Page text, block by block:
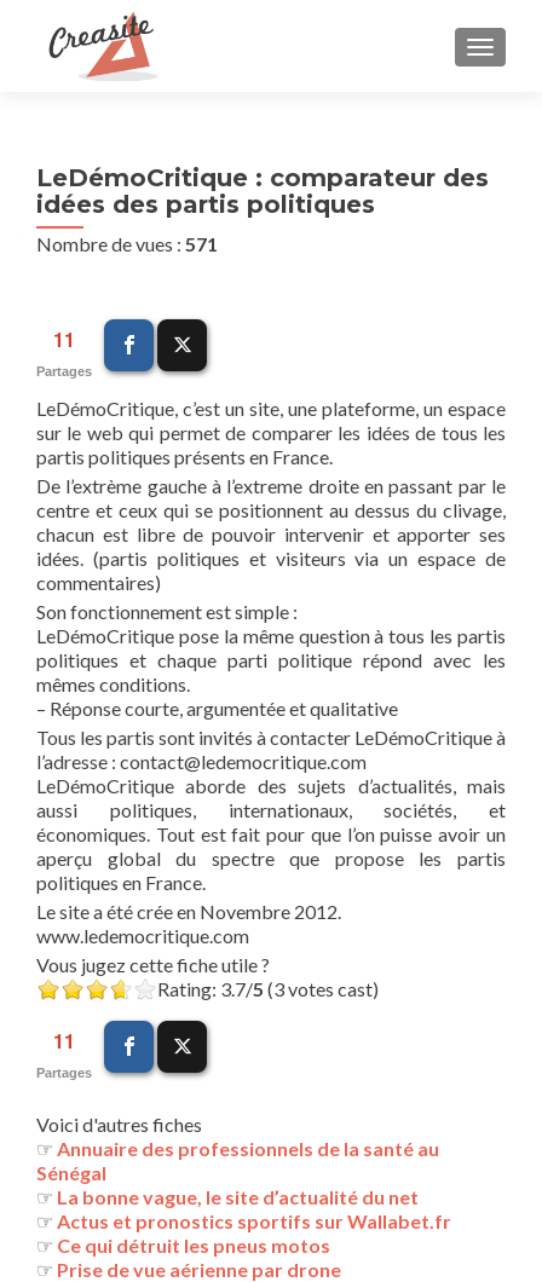
LeDémoCritique : comparateur des
idées des partis politiques
Nombre de vues : 571
11
Partages
LeDémoCritique, c’est un site, une plateforme, un espace
sur le web qui permet de comparer les idées de tous les
partis politiques présents en France.
De l’extrème gauche à l’extreme droite en passant par le
centre et ceux qui se positionnent au dessus du clivage,
chacun est libre de pouvoir intervenir et apporter ses
idées. (partis politiques et visiteurs via un espace de
commentaires)
Son fonctionnement est simple :
LeDémoCritique pose la même question à tous les partis
politiques et chaque parti politique répond avec les
mêmes conditions.
– Réponse courte, argumentée et qualitative
Tous les partis sont invités à contacter LeDémoCritique à
l’adresse : contact@ledemocritique.com
LeDémoCritique aborde des sujets d’actualités, mais
aussi politiques, internationaux, sociétés, et
économiques. Tout est fait pour que l’on puisse avoir un
aperçu global du spectre que propose les partis
politiques en France.
Le site a été crée en Novembre 2012.
www.ledemocritique.com
Vous jugez cette fiche utile ?
Rating: 3.7/5 (3 votes cast)
11
Partages
Voici d'autres fiches
☞ Annuaire des professionnels de la santé au
Sénégal
☞ La bonne vague, le site d’actualité du net
☞ Actus et pronostics sportifs sur Wallabet.fr
☞ Ce qui détruit les pneus motos
☞ Prise de vue aérienne par drone